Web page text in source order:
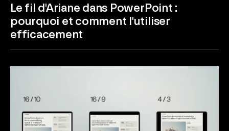
Le fil d'Ariane dans PowerPoint :
pourquoi et comment l'utiliser
efficacement